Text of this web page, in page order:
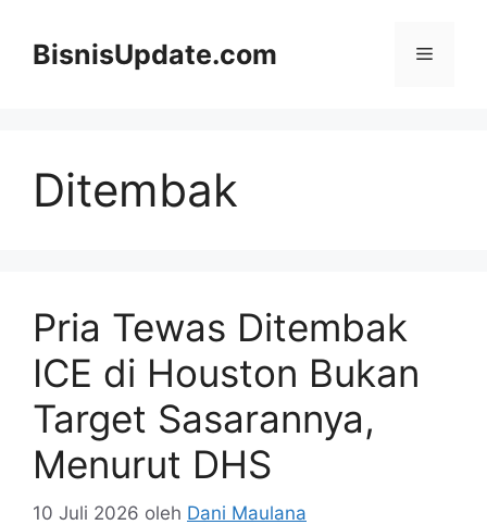
BisnisUpdate.com Menu
Ditembak
Pria Tewas Ditembak
ICE di Houston Bukan
Target Sasarannya,
Menurut DHS
10 Juli 2026 oleh Dani Maulana